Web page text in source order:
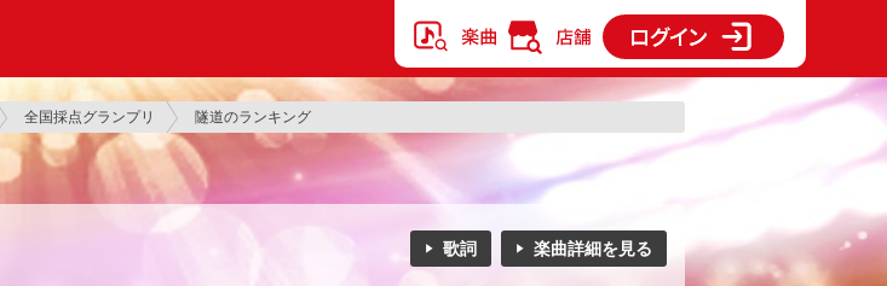
全国採点グランプリ 隧道のランキング
歌詞 楽曲詳細を見る